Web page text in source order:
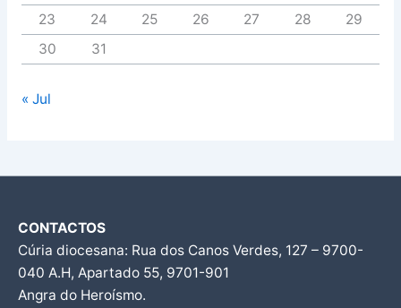
23
24 25 26 27 28
29
30
31
« Jul
CONTACTOS
Cúria diocesana: Rua dos Canos Verdes, 127 – 9700-
040 A.H, Apartado 55, 9701-901
Angra do Heroísmo.